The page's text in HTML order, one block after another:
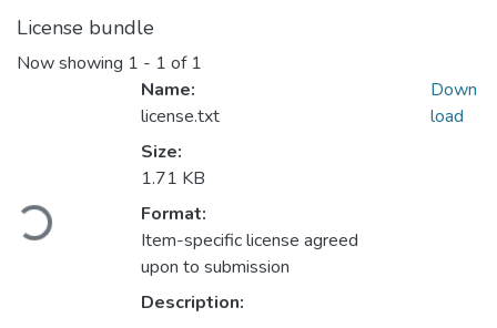
License bundle
Now showing 1 - 1 of 1
Loading...
Name:
license.txt
Size:
1.71 KB
Format:
Item-specific license agreed
upon to submission
Description:
Down
load